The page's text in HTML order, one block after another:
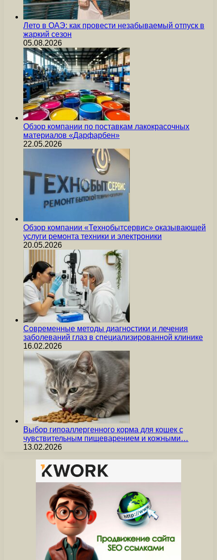
Лето в ОАЭ: как провести незабываемый отпуск в
жаркий сезон
05.08.2026
Обзор компании по поставкам лакокрасочных
материалов «Дарфарбен»
22.05.2026
Обзор компании «Технобытсервис» оказывающей
услуги ремонта техники и электроники
20.05.2026
Современные методы диагностики и лечения
заболеваний глаз в специализированной клинике
16.02.2026
Выбор гипоаллергенного корма для кошек с
чувствительным пищеварением и кожными…
13.02.2026